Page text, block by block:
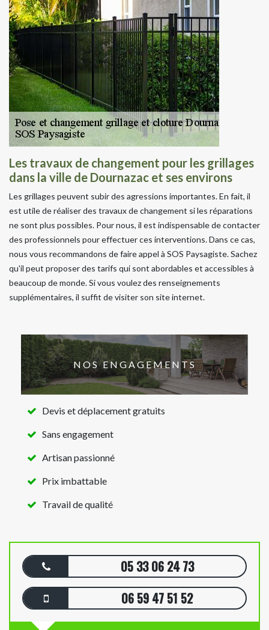
Les travaux de changement pour les grillages
dans la ville de Dournazac et ses environs
Les grillages peuvent subir des agressions importantes. En fait, il
est utile de réaliser des travaux de changement si les réparations
ne sont plus possibles. Pour nous, il est indispensable de contacter
des professionnels pour effectuer ces interventions. Dans ce cas,
nous vous recommandons de faire appel à SOS Paysagiste. Sachez
qu'il peut proposer des tarifs qui sont abordables et accessibles à
beaucoup de monde. Si vous voulez des renseignements
supplémentaires, il suffit de visiter son site internet.
NOS ENGAGEMENTS
Devis et déplacement gratuits
Sans engagement
Artisan passionné
Prix imbattable
Travail de qualité
05 33 06 24 73
06 59 47 51 52